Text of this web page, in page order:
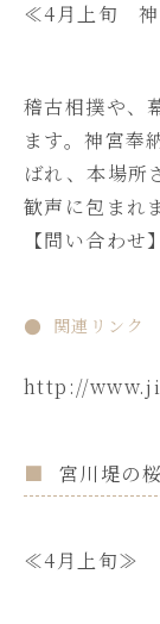
≪4月上旬 神
稽古相撲や、
ます。神宮奉
ばれ、本場所
歓声に包まれ
【問い合わ
関連リンク
http://
宮川堤の
≪4月上旬≫